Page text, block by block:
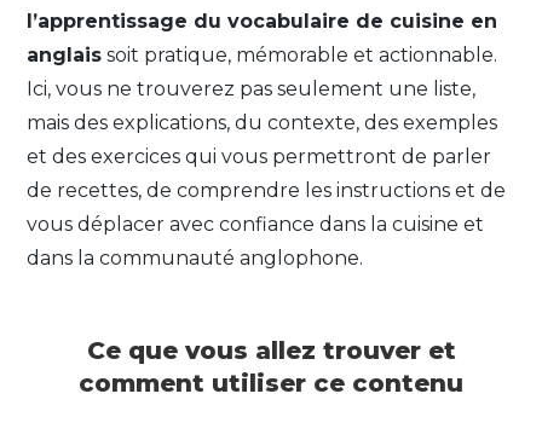
l’apprentissage du vocabulaire de cuisine en
anglais soit pratique, mémorable et actionnable.
Ici, vous ne trouverez pas seulement une liste,
mais des explications, du contexte, des exemples
et des exercices qui vous permettront de parler
de recettes, de comprendre les instructions et de
vous déplacer avec confiance dans la cuisine et
dans la communauté anglophone.
Ce que vous allez trouver et
comment utiliser ce contenu